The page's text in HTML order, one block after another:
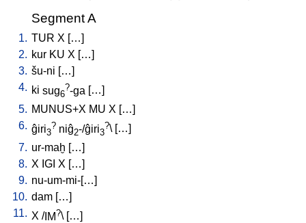
Segment A
1. TUR X […]
2. kur KU X […]
3. šu-ni […]
4. ki sug6
?-ga …
5. MUNUS+X MU X […]
6. ĝiri3
? niĝ2-/ĝiri3
?\ [ …
7. ur-maḫ […]
8. X IGI X […]
9. nu-um-mi-[…]
10. dam […]
11. X / IM?\ [ …